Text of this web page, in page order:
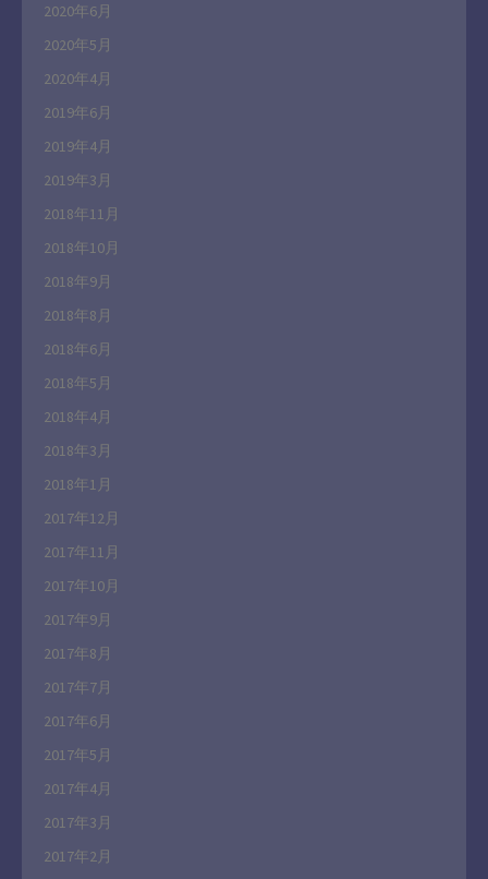
2020年6月
2020年5月
2020年4月
2019年6月
2019年4月
2019年3月
2018年11月
2018年10月
2018年9月
2018年8月
2018年6月
2018年5月
2018年4月
2018年3月
2018年1月
2017年12月
2017年11月
2017年10月
2017年9月
2017年8月
2017年7月
2017年6月
2017年5月
2017年4月
2017年3月
2017年2月